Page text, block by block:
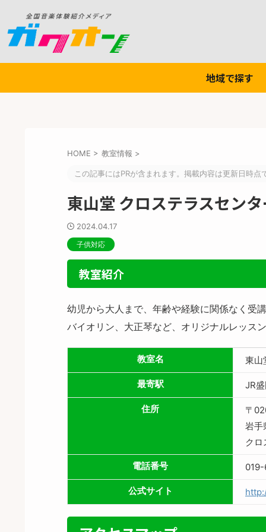
地域で探す
HOME > 教室情報 >
この記事にはPRが含まれます。掲載内容は更新日時点
東山堂 クロステラスセンタ
2024.04.17
子供対応
教室紹介
幼児から大人まで、年齢や経験に関係なく受
バイオリン、大正琴など、オリジナルレッスン
教室名 東山
最寄駅 JR
住所
〒
岩手
クロ
電話番号
公式サイト